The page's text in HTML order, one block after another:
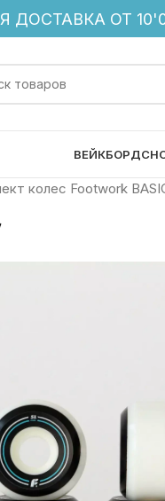
ДОСТАВКА ОТ
ВЕЙКБОРД
колес Footwork